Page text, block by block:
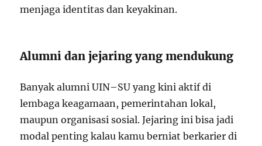
menjaga identitas dan keyakinan.
Alumni dan jejaring yang mendukung
Banyak alumni UIN–SU yang kini aktif di
lembaga keagamaan, pemerintahan lokal,
maupun organisasi sosial. Jejaring ini bisa jadi
modal penting kalau kamu berniat berkarier di